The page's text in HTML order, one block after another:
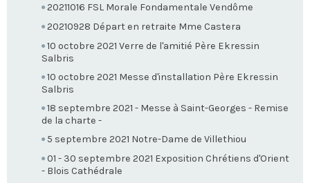
20211016 FSL Morale Fondamentale Vendôme
20210928 Départ en retraite Mme Castera
10 octobre 2021 Verre de l'amitié Père Ekressin
Salbris
10 octobre 2021 Messe d'installation Père Ekressin
Salbris
18 septembre 2021 - Messe à Saint-Georges - Remise
de la charte -
5 septembre 2021 Notre-Dame de Villethiou
01 - 30 septembre 2021 Exposition Chrétiens d'Orient
- Blois Cathédrale